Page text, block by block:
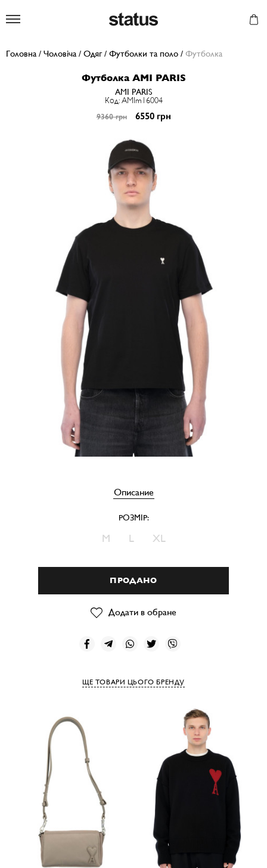
Головна / Чоловіча / Одяг/ Футболки та поло / Футболка
Футболка AMI PARIS
AMI PARIS
Код: AMIm16004
9360 грн 6550 грн
Описание
РОЗМІР:
M L XL
ПРОДАНО
Додати в обране
ЩЕ ТОВАРИ ЦЬОГО БРЕНДУ